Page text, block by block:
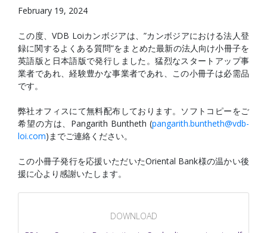
February 19, 2024
この度、VDB Loiカンボジアは、”カンボジアにおける法人登
録に関するよくある質問”をまとめた最新の法人向け小冊子を
英語版と日本語版で発行しました。猛烈なスタートアップ事
業者であれ、経験豊かな事業者であれ、この小冊子は必需品
です。
弊社オフィスにて無料配布しております。ソフトコピーをご
希望の方は、Pangarith Buntheth (pangarith.buntheth@vdb-
loi.com)までご連絡ください。
この小冊子発行を応援いただいたOriental Bank様の温かい後
援に心より感謝いたします。
DOWNLOAD